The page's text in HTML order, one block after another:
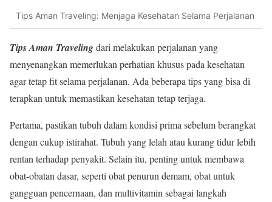
Tips Aman Traveling: Menjaga Kesehatan Selama Perjalanan
Tips Aman Travelingdari melakukan perjalanan yang
menyenangkan memerlukan perhatian khusus pada kesehatan
agar tetap fit selama perjalanan. Ada beberapa tips yang bisa di
terapkan untuk memastikan kesehatan tetap terjaga.
Pertama, pastikan tubuh dalam kondisi prima sebelum berangkat
dengan cukup istirahat. Tubuh yang lelah atau kurang tidur lebih
rentan terhadap penyakit. Selain itu, penting untuk membawa
obat-obatan dasar, seperti obat penurun demam, obat untuk
gangguan pencernaan, dan multivitamin sebagai langkah